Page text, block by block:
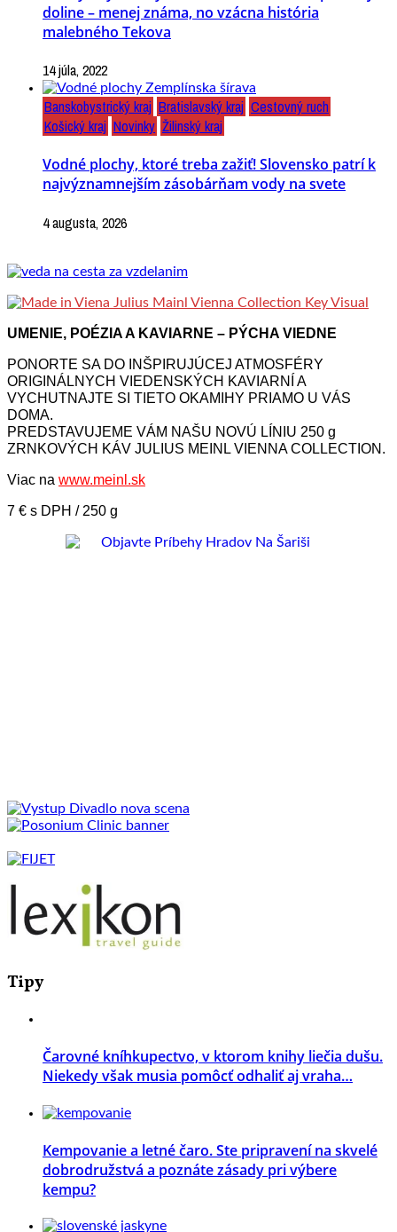
doline – menej známa, no vzácna história
malebného Tekova
14 júla, 2022
Banskobystrický kraj Bratislavský kraj Cestovný ruch
Košický kraj Novinky Žilinský kraj
Vodné plochy, ktoré treba zažiť! Slovensko patrí k
najvýznamnejším zásobárňam vody na svete
4 augusta, 2026
UMENIE, POÉZIA A KAVIARNE – PÝCHA VIEDNE
PONORTE SA DO INŠPIRUJÚCEJ ATMOSFÉRY
ORIGINÁLNYCH VIEDENSKÝCH KAVIARNÍ A
VYCHUTNAJTE SI TIETO OKAMIHY PRIAMO U VÁS
DOMA.
PREDSTAVUJEME VÁM NAŠU NOVÚ LÍNIU 250 g
ZRNKOVÝCH KÁV JULIUS MEINL VIENNA COLLECTION.
Viac na www.meinl.sk
7 € s DPH / 250 g
Tipy
Čarovné kníhkupectvo, v ktorom knihy liečia dušu.
Niekedy však musia pomôcť odhaliť aj vraha…
Kempovanie a letné čaro. Ste pripravení na skvelé
dobrodružstvá a poznáte zásady pri výbere
kempu?